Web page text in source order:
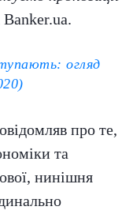
Banker.ua.
огляд
про те,
та
нинішня